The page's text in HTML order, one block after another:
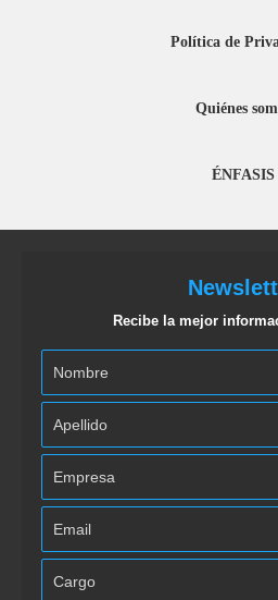
Política de
Quiénes
ÉNFASIS
Recibe la mejor